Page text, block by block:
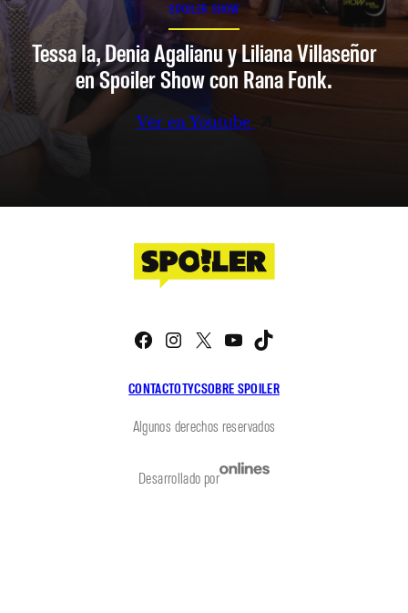
SPOILER SHOW
Tessa Ia, Denia Agalianu y Liliana Villaseñor
en Spoiler Show con Rana Fonk.
Ver en Youtube
CONTACTOTYCSOBRE SPOILER
Facebook
Instagram
X YouTube
Algunos derechos reservados
Desarrollado por